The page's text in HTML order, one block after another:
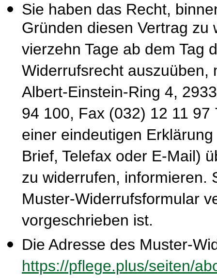
Sie haben das Recht,
Gründen diesen Vertrag
vierzehn Tage ab dem Tag
Widerrufsrecht auszuüben,
Albert-Einstein-Ring 4,
94 100, Fax (032) 12 11
einer eindeutigen
Brief, Telefax oder E-Mail)
zu widerrufen, informieren.
Muster-Widerrufsformular
vorgeschrieben ist.
Die Adresse des Muster-
https://pflege.plus/seiten/